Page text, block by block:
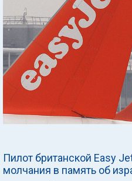
Пилот британской Easy
молчания в память об